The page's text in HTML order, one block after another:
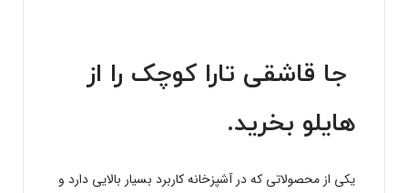
جا قاشقی تارا کوچک را از
هایلو بخرید.
یکی از محصولاتی که در آشپزخانه کاربرد بسیار بالایی دارد و